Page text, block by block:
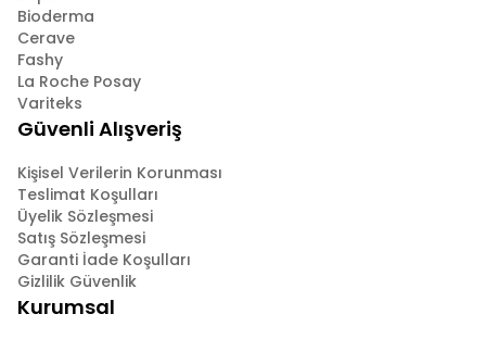
Bioderma
Cerave
Fashy
La Roche Posay
Variteks
Güvenli Alışveriş
Kişisel Verilerin Korunması
Teslimat Koşulları
Üyelik Sözleşmesi
Satış Sözleşmesi
Garanti İade Koşulları
Gizlilik Güvenlik
Kurumsal